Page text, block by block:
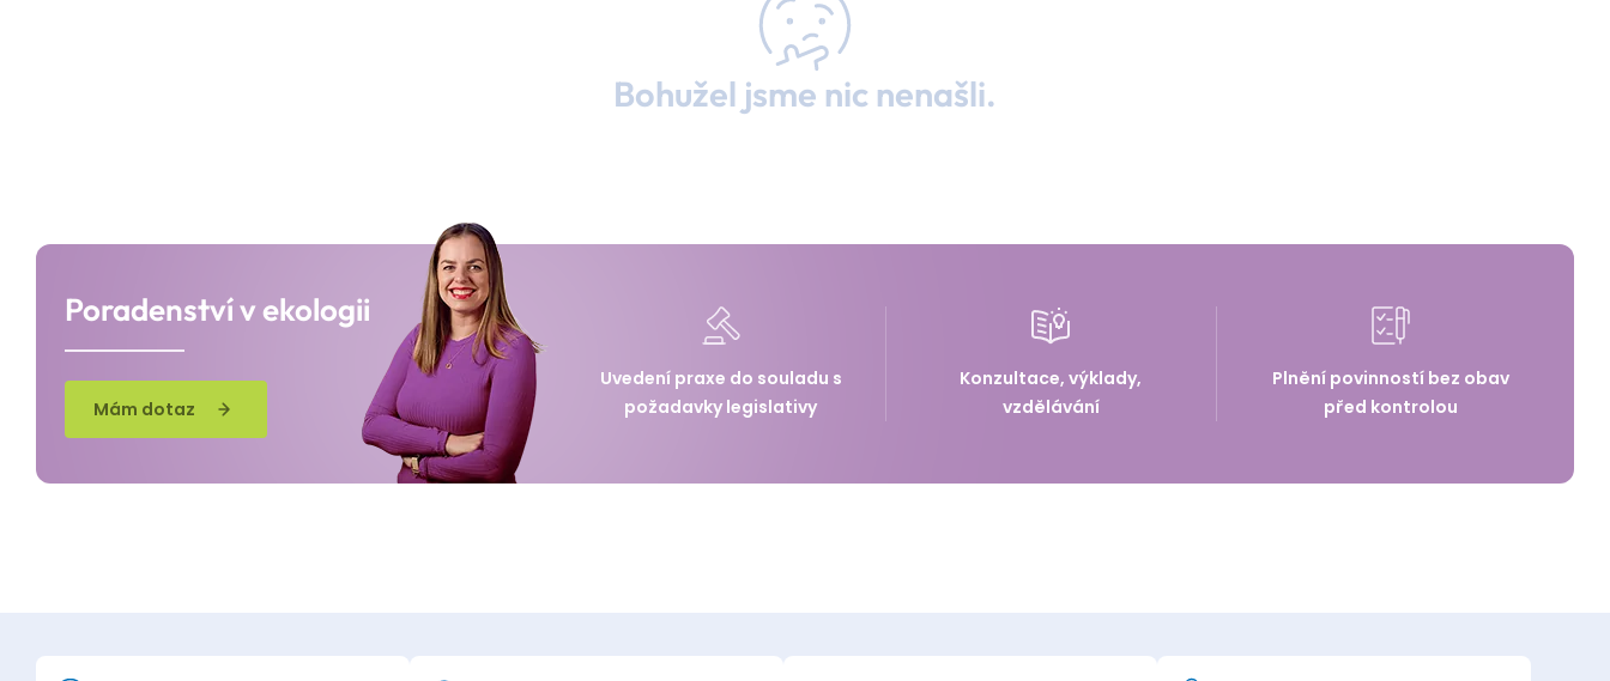
Bohužel jsme nic nenašli.
Poradenství v ekologii
Mám dotaz
Uvedení praxe do souladu s
požadavky legislativy
Konzultace, výklady,
vzdělávání
Plnění povinností bez obav
před kontrolou